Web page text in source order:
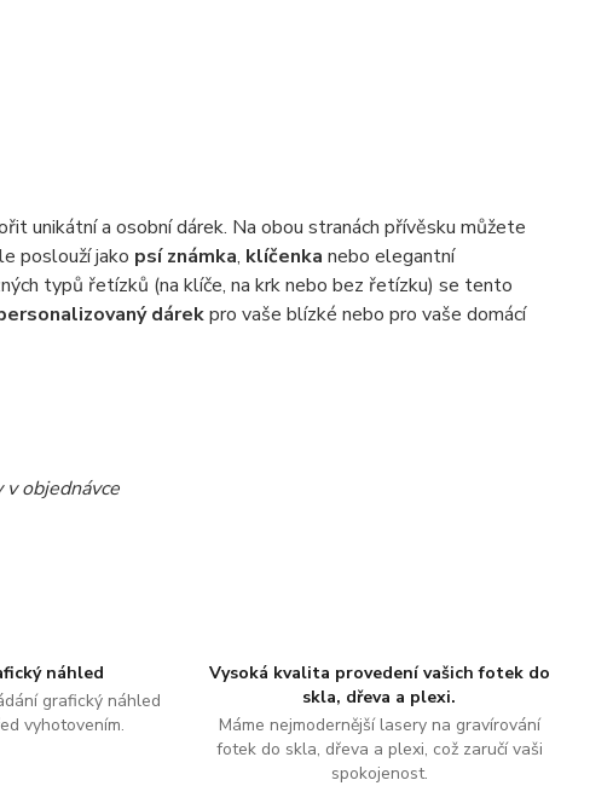
náhled
grafický náhled
vyhotovením.
Vysoká kvalita provedení vašich fotek do
skla, dřeva a plexi.
Máme nejmodernější lasery na gravírování
fotek do skla, dřeva a plexi, což zaručí vaši
spokojenost.
unikátní a osobní dárek. Na obou stranách přívěsku můžete
poslouží jako psí známka, klíčenka nebo elegantní
typů řetízků (na klíče, na krk nebo bez řetízku) se tento
dárekpro vaše blízké nebo pro vaše domácí
objednávce